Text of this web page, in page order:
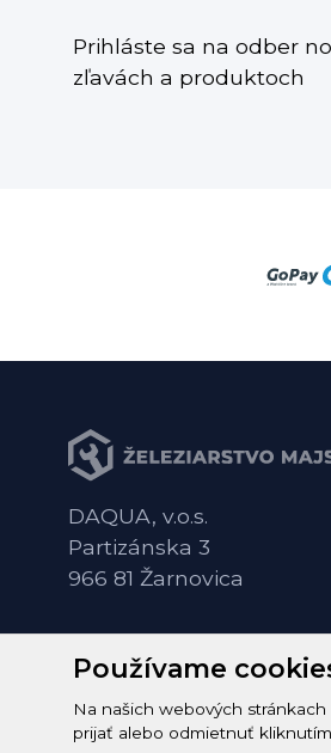
Prihláste sa na odber
zľavách a produktoch
Používame
Na našich webových
prijať alebo odmietnuť kliknutím
DAQUA, v.o.s.
Partizánska 3
966 81 Žarnovica